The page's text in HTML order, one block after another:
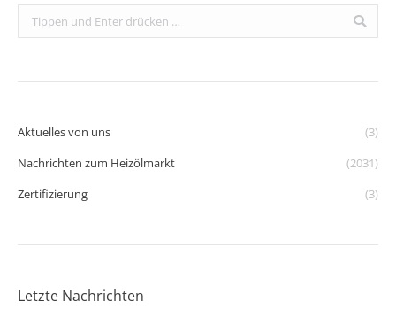
Search:
Aktuelles von uns
(3)
Nachrichten zum Heizölmarkt
(2031)
Zertifizierung
(3)
Letzte Nachrichten